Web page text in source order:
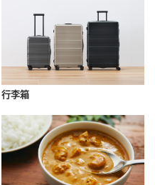
行李箱